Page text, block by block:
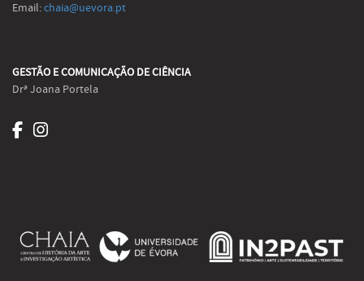
Email:chaia@uevora.pt
GESTÃO E COMUNICAÇÃO DE CIÊNCIA
Drª Joana Portela